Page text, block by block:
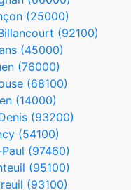
(25000)
(92100)
(45000)
(76000)
(68100)
(14000)
(93200)
(54100)
(97460)
(95100)
(93100)